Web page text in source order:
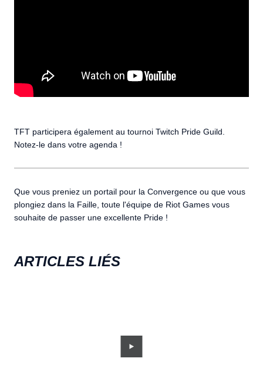
TFT participera également au tournoi Twitch Pride Guild.
Notez-le dans votre agenda !
Que vous preniez un portail pour la Convergence ou que vous
plongiez dans la Faille, toute l'équipe de Riot Games vous
souhaite de passer une excellente Pride !
ARTICLES LIÉS